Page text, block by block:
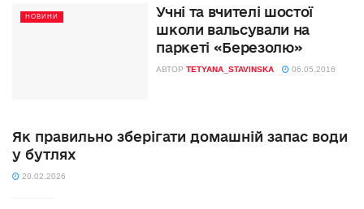
НОВИНИ
Учні та вчителі шостої
школи вальсували на
паркеті «Березолю»
АВТОР TETYANA_STAVINSKA 06.05.2016
Як правильно зберігати домашній запас води
у бутлях
20.02.2026